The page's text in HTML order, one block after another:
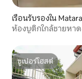
เรือนรับรองใน Matara
ห้องบูติกใกล้ชายหา
ซูเปอร์โฮสต์
ซูเปอร์โฮสต์